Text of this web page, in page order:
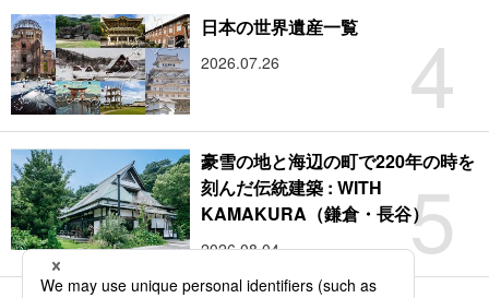
4
日本の世界遺産一覧
2026.07.26
5
豪雪の地と海辺の町で220年の時を
刻んだ伝統建築 : WITH
KAMAKURA（鎌倉・長谷）
2026.08.04